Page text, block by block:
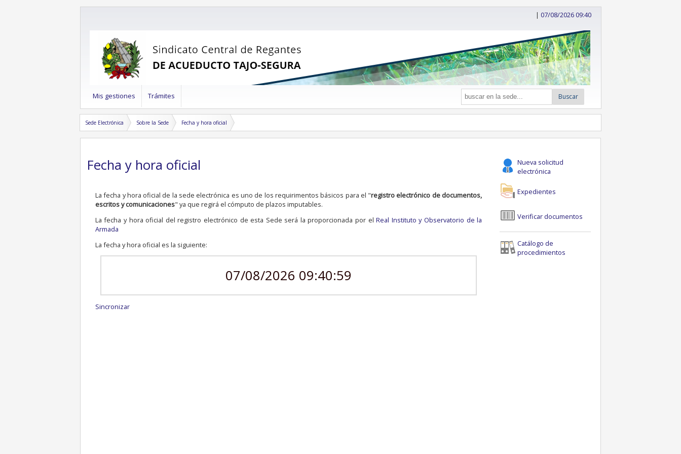
| 07/08/2026 09:40
Mis gestiones Trámites Buscar
Sede Electrónica Sobre la Sede Fecha y hora oficial
Fecha y hora oficial
La fecha y hora oficial de la sede electrónica es uno de los requirimentos básicos para el "registro electrónico de documentos,
escritos y comunicaciones" ya que regirá el cómputo de plazos imputables.
La fecha y hora oficial del registro electrónico de esta Sede será la proporcionada por elReal Instituto y Observatorio de la
Armada
La fecha y hora oficial es la siguiente:
07/08/2026 09:40:59
Sincronizar
Nueva solicitud
electrónica
Expedientes
Verificar documentos
Catálogo de
procedimientos